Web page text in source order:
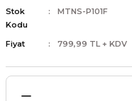
Stok
Kodu
MTNS-P101F
Fiyat 799,99 TL + KDV